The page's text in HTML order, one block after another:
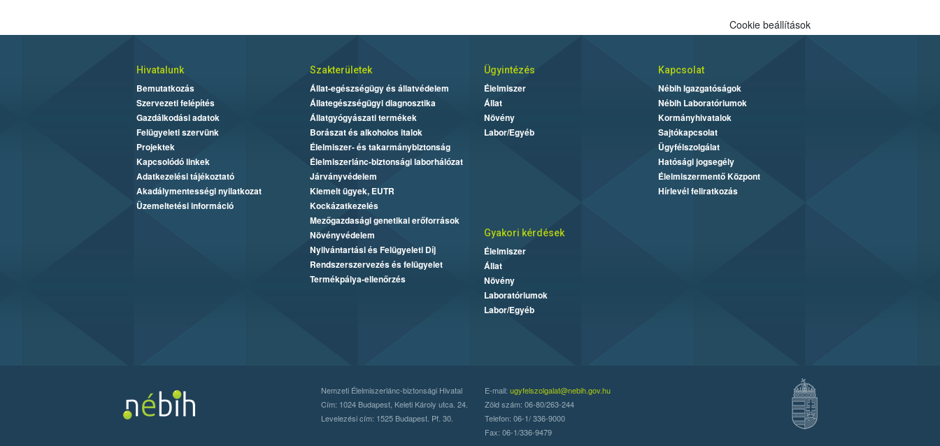
Cookie beállítások
Hivatalunk
Bemutatkozás
Szervezeti felépítés
Gazdálkodási adatok
Felügyeleti szervünk
Projektek
Kapcsolódó linkek
Adatkezelési tájékoztató
Akadálymentességi nyilatkozat
Üzemeltetési információ
Szakterületek
Állat-egészségügy és állatvédelem
Állategészségügyi diagnosztika
Állatgyógyászati termékek
Borászat és alkoholos italok
Élelmiszer- és takarmánybiztonság
Élelmiszerlánc-biztonsági laborhálózat
Járványvédelem
Kiemelt ügyek, EUTR
Kockázatkezelés
Mezőgazdasági genetikai erőforrások
Növényvédelem
Nyilvántartási és Felügyeleti Díj
Rendszerszervezés és felügyelet
Termékpálya-ellenőrzés
Ügyintézés
Élelmiszer
Állat
Növény
Labor/Egyéb
Kapcsolat
Nébih Igazgatóságok
Nébih Laboratóriumok
Kormányhivatalok
Sajtókapcsolat
Ügyfélszolgálat
Hatósági jogsegély
Élelmiszermentő Központ
Hírlevél feliratkozás
Gyakori kérdések
Élelmiszer
Állat
Növény
Laboratóriumok
Labor/Egyéb
Nemzeti Élelmiszerlánc-biztonsági Hivatal
Cím: 1024 Budapest, Keleti Károly utca. 24.
Levelezési cím: 1525 Budapest. Pf. 30.
E-mail:ugyfelszolgalat@nebih.gov.hu
Zöld szám: 06-80/263-244
Telefon: 06-1/ 336-9000
Fax: 06-1/336-9479